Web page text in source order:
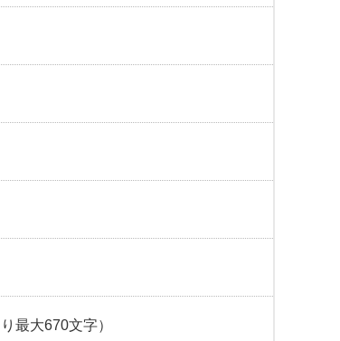
最大670文字）